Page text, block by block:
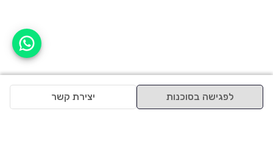
לפגישה בסוכנות יצירת קשר
אפשר לעזור?